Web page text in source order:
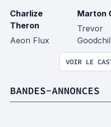
Charlize
Theron
Aeon Flux
Marton
Trevor
VOIR LE
BANDES-ANNONCES